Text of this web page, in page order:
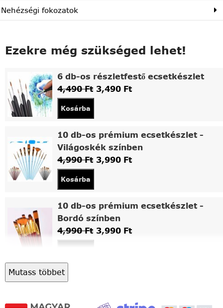
Nehézségi fokozatok
Ezekre még szükséged lehet!
6 db-os részletfestő ecsetkészlet
4,490Ft 3,490 Ft
Kosárba
10 db-os prémium ecsetkészlet -
Világoskék színben
4,990Ft 3,990 Ft
Kosárba
10 db-os prémium ecsetkészlet -
Bordó színben
4,990Ft 3,990 Ft
Asztali fa festőállvány
Mutass többet